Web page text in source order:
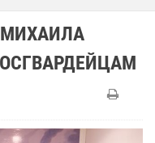
МИХАИЛА